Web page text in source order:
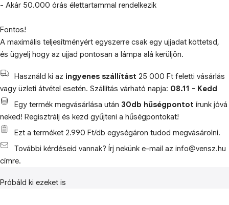
- Akár 50.000 órás élettartammal rendelkezik
Fontos!
A maximális teljesítményért egyszerre csak egy ujjadat köttetsd,
és ügyelj hogy az ujjad pontosan a lámpa alá kerüljön.
Használd ki az ingyenes szállítást 25 000 Ft feletti vásárlás
vagy üzleti átvétel esetén. Szállítás várható napja: 08.11 - Kedd
Egy termék megvásárlása után 30db hűségpontot írunk jóvá
neked! Regisztrálj és kezd gyűjteni a hűségpontokat!
Ezt a terméket 2.990 Ft/db egységáron tudod megvásárolni.
További kérdéseid vannak? Írj nekünk e-mail az info@vensz.hu
címre.
Próbáld ki ezeket is